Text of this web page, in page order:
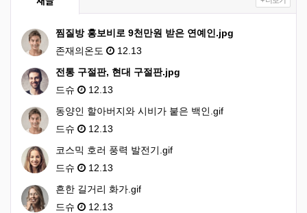
찜질방 홍보비로 9천만원 받은 연예인.jpg
존재의온도
12.13
전통 구절판, 현대 구절판.jpg
드슈
12.13
동양인 할아버지와 시비가 붙은 백인.gif
드슈
12.13
코스믹 호러 풍력 발전기.gif
드슈
12.13
흔한 길거리 화가.gif
드슈
12.13